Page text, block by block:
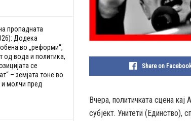
пропадната
Додека
во „реформи“,
од вода и политика,
се
– земјата тоне во
и молчи пред
Share on
Вчера, политичката сцена
субјект. Унитети (Единство),